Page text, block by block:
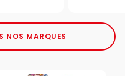
NOS MARQUES